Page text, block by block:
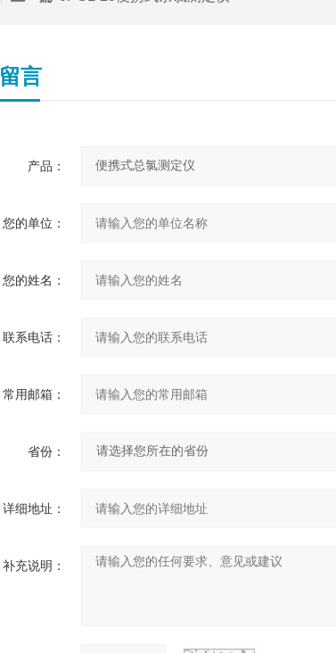
言
产品：
您的单位：
您的姓名：
联系电话：
常用邮箱：
省份：
详细地址：
补充说明：